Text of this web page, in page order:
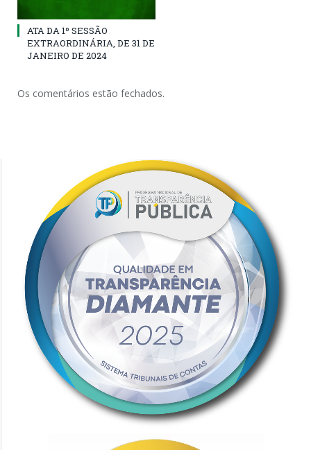
ATA DA 1º SESSÃO
EXTRAORDINÁRIA, DE 31 DE
JANEIRO DE 2024
Os comentários estão fechados.